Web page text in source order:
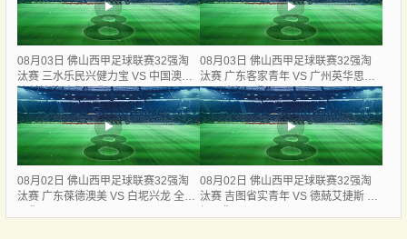
08月03日 佛山西甲足球联赛32强淘
汰赛 三水乐民兴健力宝 VS 中国澳门
澳科精英 全场录像
08月03日 佛山西甲足球联赛32强淘
汰赛 广东客家青年 VS 广州英华思力
U17 全场录像
08月02日 佛山西甲足球联赛32强淘
汰赛 广东葆德澳美 VS 白坭兴龙 全场
08月02日 佛山西甲足球联赛32强淘
汰赛 吉图省实青年 VS 德兢艾捷斯 全